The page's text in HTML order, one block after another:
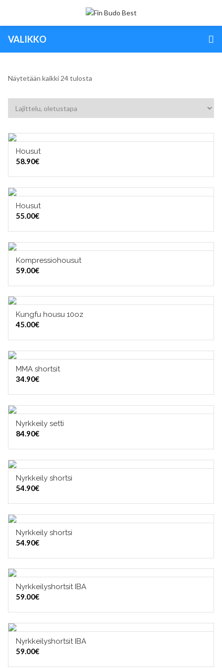
VALIKKO
Näytetään kaikki 24 tulosta
Housut
58.90€
Housut
55.00€
Kompressiohousut
59.00€
VALITSE VAIHTOEHDOISTA
Kungfu housu 10oz
45.00€
MMA shortsit
34.90€
Nyrkkeily setti
84.90€
Nyrkkeily shortsi
54.90€
Nyrkkeily shortsi
54.90€
VALITSE VAIHTOEHDOISTA
Nyrkkeilyshortsit IBA
59.00€
VALITSE VAIHTOEHDOISTA
Nyrkkeilyshortsit IBA
59.00€